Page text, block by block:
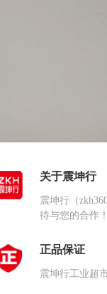
关于震坤行
震坤行（
待与您的合作
正品保证
震坤行工业超